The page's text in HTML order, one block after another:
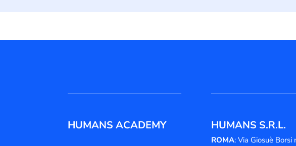
HUMANS ACADEMY HUMANS S.R.L.
ROMA: Via Giosuè Borsi